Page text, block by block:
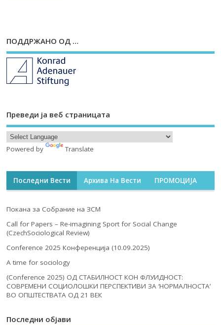
ПОДДРЖАНО ОД …
Преведи ја веб страницата
Powered by Translate
Последни Вести Архива На Вести ПРОМОЦИЈА
Покана за Собрание на ЗСМ
Call for Papers – Re-imagining Sport for Social Change
(CzechSociological Review)
Conference 2025 Конференција (10.09.2025)
A time for sociology
(Conference 2025) ОД СТАБИЛНОСТ КОН ФЛУИДНОСТ:
СОВРЕМЕНИ СОЦИОЛОШКИ ПЕРСПЕКТИВИ ЗА ‘НОРМАЛНОСТА’
ВО ОПШТЕСТВАТА ОД 21 ВЕК
Последни објави